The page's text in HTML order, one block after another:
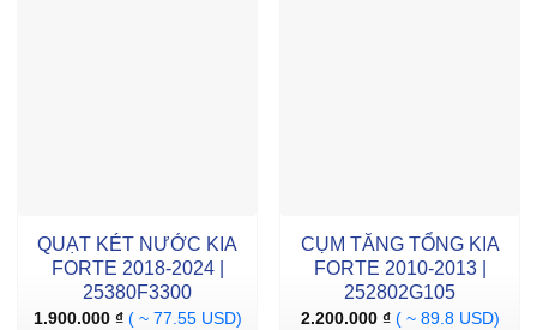
QUẠT KÉT NƯỚC KIA
FORTE 2018-2024 |
25380F3300
1.900.000 ₫ ( ~ 77.55 USD)
CỤM TĂNG TỔNG KIA
FORTE 2010-2013 |
252802G105
2.200.000 ₫ ( ~ 89.8 USD)